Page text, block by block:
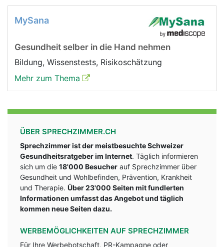
MySana
Gesundheit selber in die Hand nehmen
Bildung, Wissenstests, Risikoschätzung
Mehr zum Thema
ÜBER SPRECHZIMMER.CH
Sprechzimmer ist der meistbesuchte Schweizer
Gesundheitsratgeber im Internet. Täglich informieren
sich um die 18'000 Besucher auf Sprechzimmer über
Gesundheit und Wohlbefinden, Prävention, Krankheit
und Therapie. Über 23'000 Seiten mit fundlerten
Informationen umfasst das Angebot und täglich
kommen neue Seiten dazu.
WERBEMÖGLICHKEITEN AUF SPRECHZIMMER
Für Ihre Werbebotschaft, PR-Kampagne oder